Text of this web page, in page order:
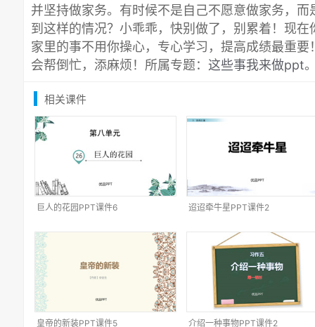
并坚持做家务。有时候不是自己不愿意做家务，
到这样的情况？小乖乖，快别做了，别累着！现
家里的事不用你操心，专心学习，提高成绩最重
会帮倒忙，添麻烦！所属专题： 这些事我来做ppt
相关课件
巨人的花园PPT课件6 迢迢牵牛星PPT课件2
皇帝的新装PPT课件5 介绍一种事物PPT课件2